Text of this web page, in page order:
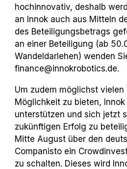
hochinnovativ, deshalb
an Innok auch aus Mitteln
des Beteiligungsbetrags
an einer Beteiligung (ab
Wandeldarlehen) wenden
finance@innok­robotics.de.
Um zudem möglichst vielen
Möglichkeit zu bieten,
unterstützen und sich jetzt
zukünftigen Erfolg zu
Mitte August über den
Companisto ein
zu schalten. Dieses wird